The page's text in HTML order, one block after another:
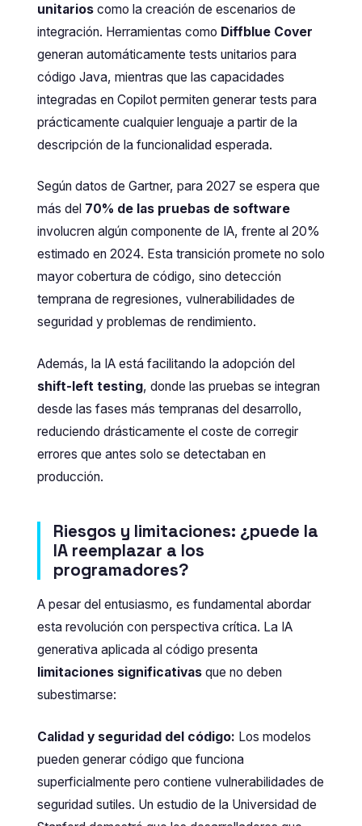
unitarios como la creación de escenarios de
integración. Herramientas como Diffblue Cover
generan automáticamente tests unitarios para
código Java, mientras que las capacidades
integradas en Copilot permiten generar tests para
prácticamente cualquier lenguaje a partir de la
descripción de la funcionalidad esperada.
Según datos de Gartner, para 2027 se espera que
más del 70% de las pruebas de software
involucren algún componente de IA, frente al 20%
estimado en 2024. Esta transición promete no solo
mayor cobertura de código, sino detección
temprana de regresiones, vulnerabilidades de
seguridad y problemas de rendimiento.
Además, la IA está facilitando la adopción del
shift-left testing, donde las pruebas se integran
desde las fases más tempranas del desarrollo,
reduciendo drásticamente el coste de corregir
errores que antes solo se detectaban en
producción.
Riesgos y limitaciones: ¿puede la
IA reemplazar a los
programadores?
A pesar del entusiasmo, es fundamental abordar
esta revolución con perspectiva crítica. La IA
generativa aplicada al código presenta
limitaciones significativas que no deben
subestimarse:
Calidad y seguridad del código: Los modelos
pueden generar código que funciona
superficialmente pero contiene vulnerabilidades de
seguridad sutiles. Un estudio de la Universidad de